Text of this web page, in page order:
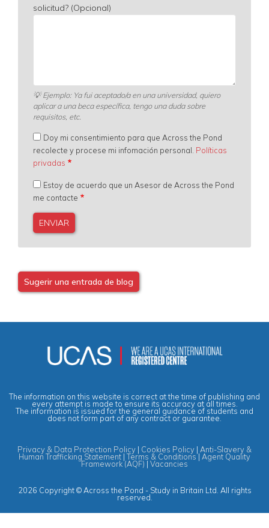
solicitud? (Opcional)
💡Ejemplo: Ya fui aceptado/a en una universidad, quiero
aplicar a una beca específica, tengo una duda sobre
requisitos, etc.
Doy mi consentimiento para que Across the Pond
recolecte y procese mi infomación personal. Políticas
privadas
Estoy de acuerdo que un Asesor de Across the Pond
me contacte
Sugerir una entrada de blog
The information on this website is correct at the time of publishing and
every attempt is made to ensure its accuracy at all times.
The information is issued for the general guidance of students and
does not form part of any contract or guarantee.
Privacy & Data Protection Policy | Cookies Policy | Anti-Slavery &
Human Trafficking Statement | Terms & Conditions| Agent Quality
Framework (AQF) | Vacancies
2026 Copyright © Across the Pond - Study in Britain Ltd. All rights
reserved.